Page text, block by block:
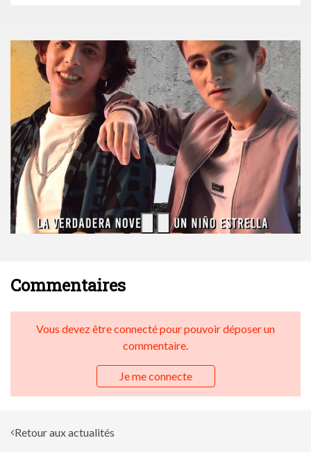
Commentaires
Vous devez être connecté pour pouvoir déposer un
commentaire.
Je me connecte
Retour aux actualités